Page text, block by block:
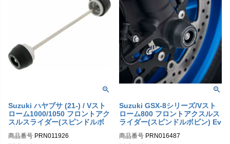
Suzuki ハヤブサ (21-) / Vスト
ローム1000/1050 フロントアク
スルスライダー(スピンドルボ
CE
商品番号 PRN011926
Suzuki GSX-8シリーズ/Vスト
ローム800 フロントアクスルス
ライダー(スピンドルボビン) Ev
商品番号 PRN016487